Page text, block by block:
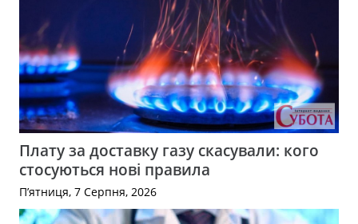
Плату за доставку газу скасували: кого
стосуються нові правила
П’ятниця, 7 Серпня, 2026